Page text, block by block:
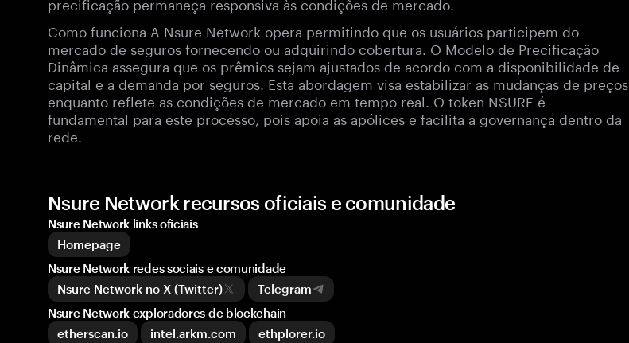
Como funciona A Nsure Network opera permitindo que os usuários participem do
mercado de seguros fornecendo ou adquirindo cobertura. O Modelo de Precificação
Dinâmica assegura que os prêmios sejam ajustados de acordo com a disponibilidade de
capital e a demanda por seguros. Esta abordagem visa estabilizar as mudanças de preços
enquanto reflete as condições de mercado em tempo real. O token NSURE é
fundamental para este processo, pois apoia as apólices e facilita a governança dentro da
rede.
Nsure Network recursos oficiais e comunidade
Nsure Network links oficiais
Homepage
Nsure Network redes sociais e comunidade
Nsure Network no X (Twitter)
Telegram
Nsure Network exploradores de blockchain
etherscan.io
intel.arkm.com ethplorer.io